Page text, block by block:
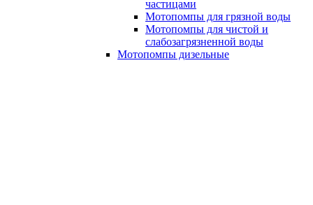
частицами
Мотопомпы для грязной воды
Мотопомпы для чистой и
слабозагрязненной воды
Мотопомпы дизельные